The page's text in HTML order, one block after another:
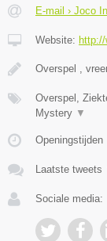
E-mail › Joco
Website:
Overspel ,
Overspel,
Mystery ▼
Openingstijden
Laatste tweets
Sociale media: